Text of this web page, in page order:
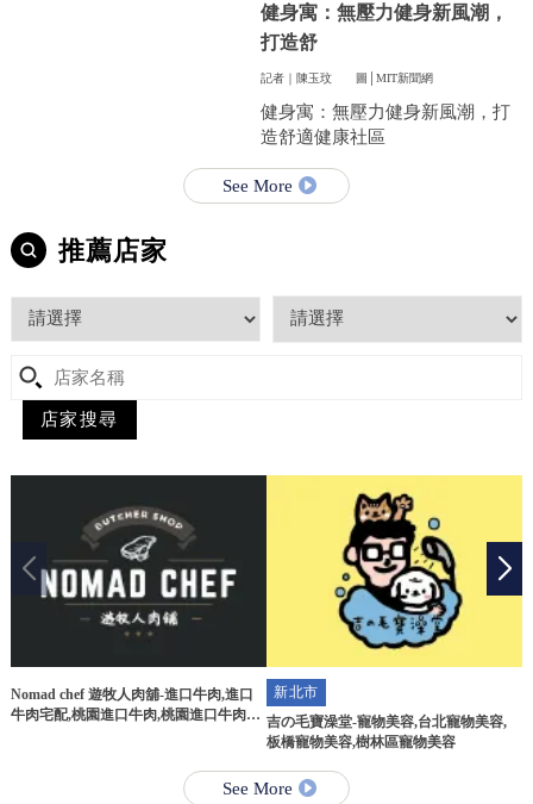
藉。當愛寵的生命走到盡頭時，
飼主們往往陷入深深的悲傷，而
如何讓他們走得體面、安心，成
的訴求。
健身寓：無壓力健身新風潮，
打造舒
記者｜陳玉玟 圖│MIT新聞網
健身寓：無壓力健身新風潮，打
造舒適健康社區
See More
推薦店家
Nomad chef 遊牧人肉舖-進口牛肉,進口
牛肉宅配,桃園進口牛肉,桃園進口牛肉宅
新北市
吉の毛寶澡堂-寵物美容,台北寵物美容,
板橋寵物美容,樹林區寵物美容
See More